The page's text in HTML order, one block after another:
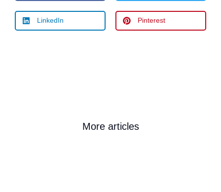
LinkedIn Pinterest
More articles